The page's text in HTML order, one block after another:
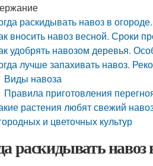
раскидывать навоз в
вносить навоз весной. Сроки
удобрять навозом деревья.
лучше запахивать навоз.
Виды навоза
Правила приготовления
растения любят свежий
и цветочных культур
раскидывать навоз